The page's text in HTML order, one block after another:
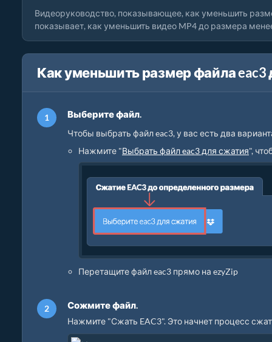
Видеоруководство, показывающее, как уменьшить
показывает, как уменьшить видео MP4 до размера
Как уменьшить размер файла eac3
Выберите файл.
Чтобы выбрать файл eac3, у вас есть два
Нажмите "Выбрать файл eac3 для сжатия",
Перетащите файл eac3 прямо на ezyZip
Сожмите файл.
Нажмите "Сжать EAC3". Это начнет процесс